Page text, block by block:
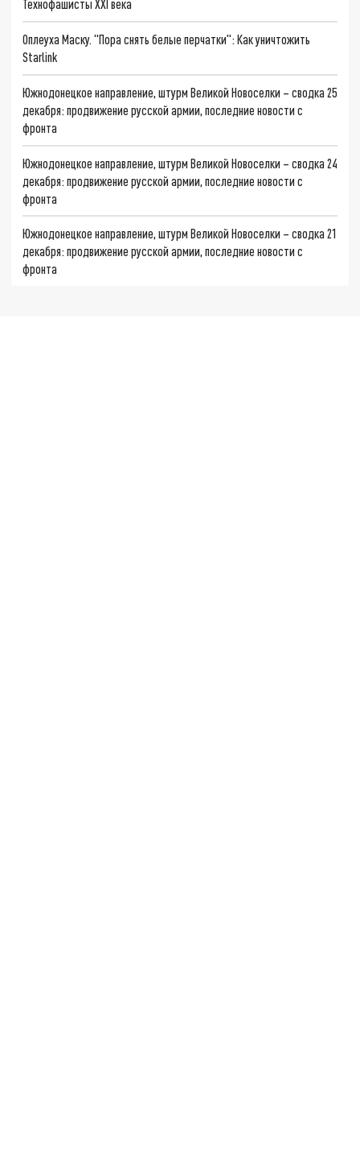
Технофашисты XXI века
Оплеуха Маску. "Пора снять белые перчатки": Как уничтожить
Starlink
Южнодонецкое направление, штурм Великой Новоселки – сводка 25
декабря: продвижение русской армии, последние новости с
фронта
Южнодонецкое направление, штурм Великой Новоселки – сводка 24
декабря: продвижение русской армии, последние новости с
фронта
Южнодонецкое направление, штурм Великой Новоселки – сводка 21
декабря: продвижение русской армии, последние новости с
фронта